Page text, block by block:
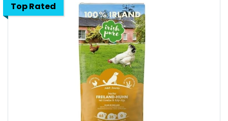
Top Rated